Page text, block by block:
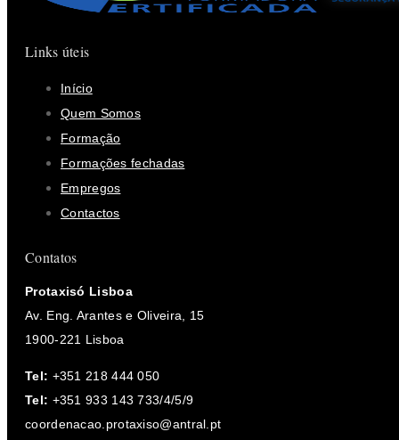
Links úteis
Início
Quem Somos
Formação
Formações fechadas
Empregos
Contactos
Contatos
Protaxisó Lisboa
Av. Eng. Arantes e Oliveira, 15
1900-221 Lisboa
Tel: +351 218 444 050
Tel: +351 933 143 733/4/5/9
coordenacao.protaxiso@antral.pt